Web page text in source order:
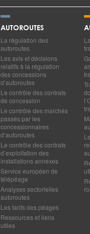
AUTOROUTES
La régulation des
autoroutes
Les avis et décisions
relatifs à la régulation
des concessions
d’autoroutes
Le contrôle des contrats
de concession
Le contrôle des marchés
passés par les
concessionnaires
d’autoroutes
Le contrôle des contrats
d’exploitation des
installations annexes
Service européen de
télépéage
Analyses sectorielles
autoroutes
Les tarifs des péages
Ressources et liens
utiles